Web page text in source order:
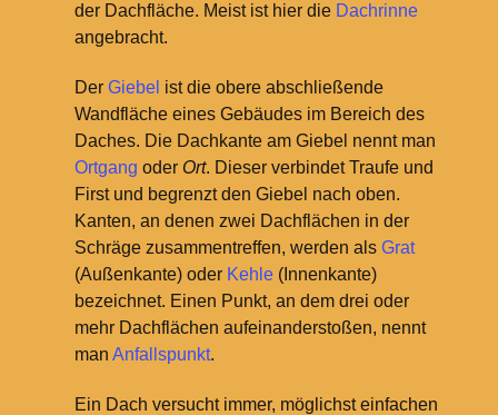
der Dachfläche. Meist ist hier die Dachrinne
angebracht.
Der Giebel ist die obere abschließende
Wandfläche eines Gebäudes im Bereich des
Daches. Die Dachkante am Giebel nennt man
Ortgang oder Ort. Dieser verbindet Traufe und
First und begrenzt den Giebel nach oben.
Kanten, an denen zwei Dachflächen in der
Schräge zusammentreffen, werden als Grat
(Außenkante) oder Kehle(Innenkante)
bezeichnet. Einen Punkt, an dem drei oder
mehr Dachflächen aufeinanderstoßen, nennt
man Anfallspunkt.
Ein Dach versucht immer, möglichst einfachen